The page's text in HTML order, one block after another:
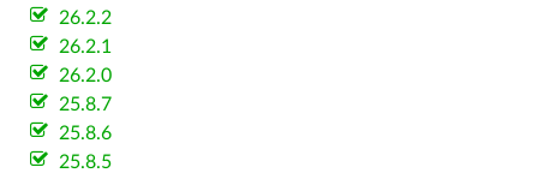
26.2.2
26.2.1
26.2.0
25.8.7
25.8.6
25.8.5